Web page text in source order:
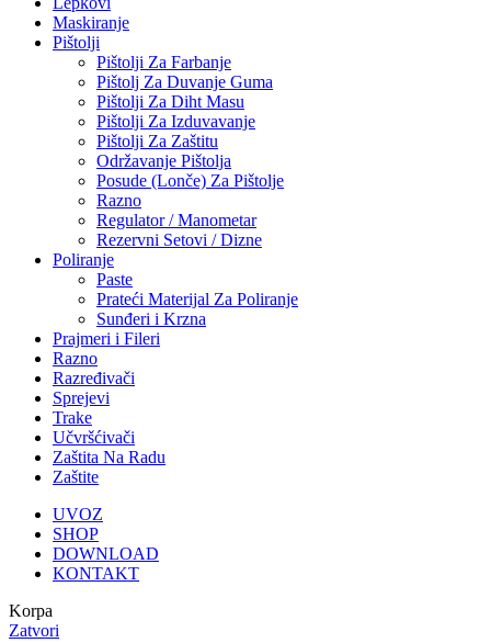
Maskiranje
Pištolji
Pištolji Za Farbanje
Pištolj Za Duvanje Guma
Pištolji Za Diht Masu
Pištolji Za Izduvavanje
Pištolji Za Zaštitu
Održavanje Pištolja
Posude (Lonče) Za Pištolje
Razno
Regulator / Manometar
Rezervni Setovi / Dizne
Poliranje
Paste
Prateći Materijal Za Poliranje
Sunđeri i Krzna
Prajmeri i Fileri
Razno
Razređivači
Sprejevi
Trake
Učvršćivači
Zaštita Na Radu
Zaštite
UVOZ
SHOP
DOWNLOAD
KONTAKT
Korpa
Zatvori